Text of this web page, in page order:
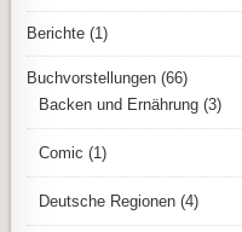
Berichte (1)
Buchvorstellungen (66)
Backen und Ernährung (3)
Comic (1)
Deutsche Regionen (4)